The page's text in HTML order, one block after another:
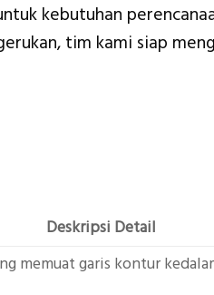
kebutuhan
tim kami siap
Deskripsi Detail
memuat garis kontur